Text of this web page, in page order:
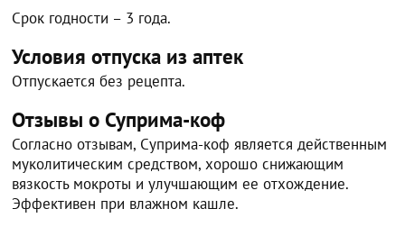
Срок годности – 3 года.
Условия отпуска из аптек
Отпускается без рецепта.
Отзывы о Суприма-коф
Согласно отзывам, Суприма-коф является действенным
муколитическим средством, хорошо снижающим
вязкость мокроты и улучшающим ее отхождение.
Эффективен при влажном кашле.